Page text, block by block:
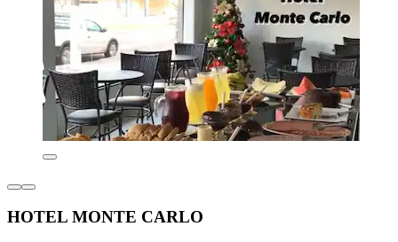
HOTEL MONTE CARLO